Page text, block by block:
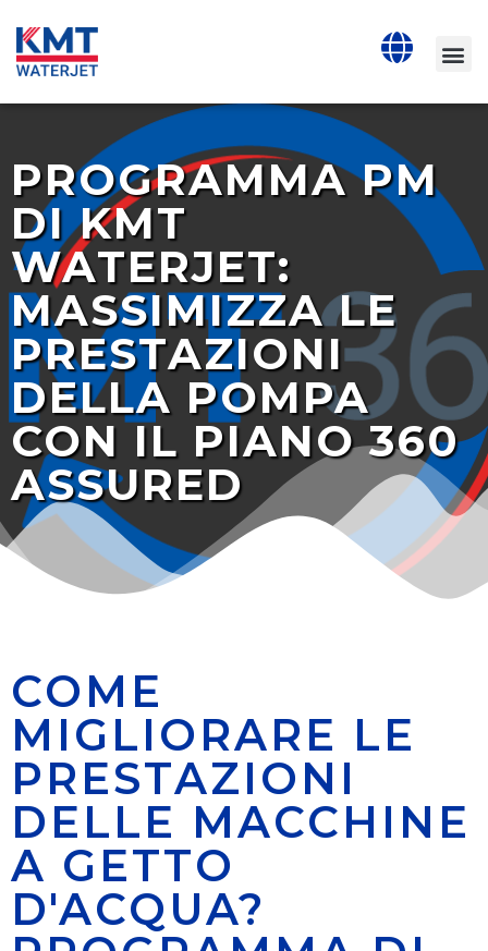
PROGRAMMA PM
DI KMT
WATERJET:
MASSIMIZZA LE
PRESTAZIONI
DELLA POMPA
CON IL PIANO 360
ASSURED
COME
MIGLIORARE LE
PRESTAZIONI
DELLE MACCHINE
A GETTO
D'ACQUA?